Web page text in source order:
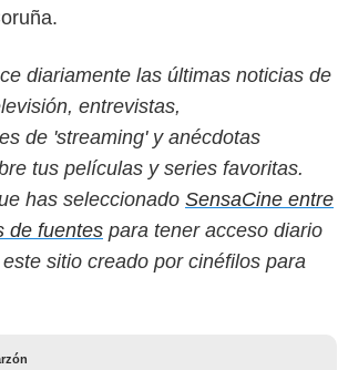
diariamente las últimas noticias de
entrevistas,
de 'streaming' y anécdotas
tus películas y series favoritas.
has seleccionado SensaCine entre
de fuentes para tener acceso diario
sitio creado por cinéfilos para